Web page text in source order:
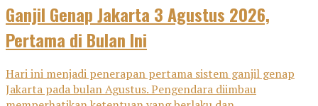
Ganjil Genap Jakarta 3 Agustus 2026,
Pertama di Bulan Ini
Hari ini menjadi penerapan pertama sistem ganjil genap
Jakarta pada bulan Agustus. Pengendara diimbau